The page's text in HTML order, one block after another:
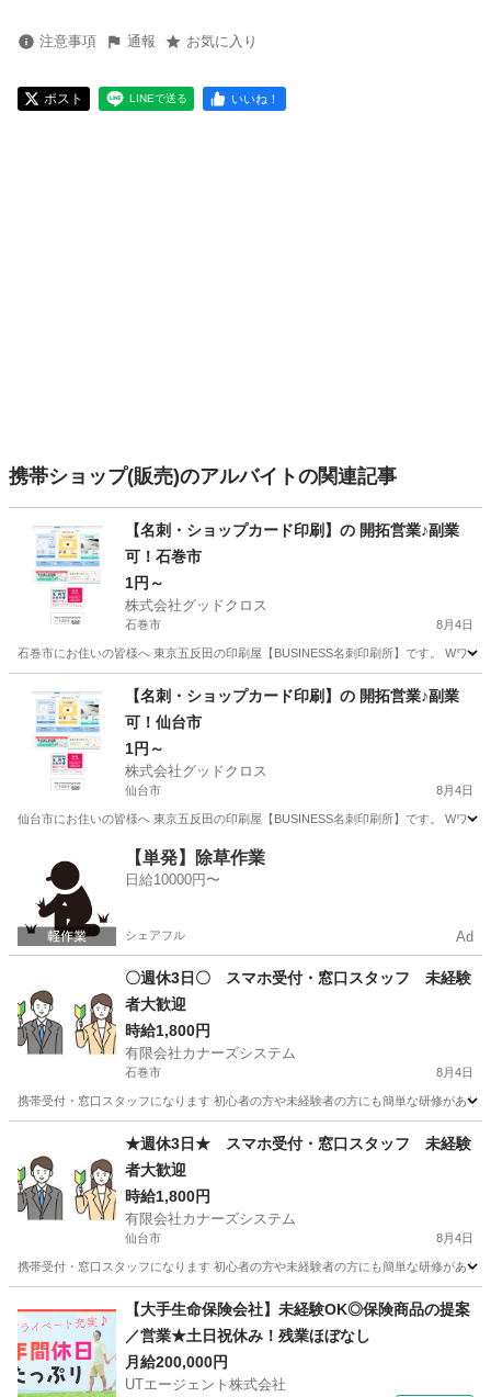
注意事項 通報 お気に入り
ポスト LINEで送る いいね！
携帯ショップ(販売)のアルバイトの関連記事
【名刺・ショップカード印刷】の 開拓営業♪副業
可！石巻市
1円～
株式会社グッドクロス
石巻市 8月4日
石巻市にお住いの皆様へ 東京五反田の印刷屋【BUSINESS名刺印刷所】です。 Wワ
営業
【名刺・ショップカード印刷】の 開拓営業♪副業
可！仙台市
1円～
株式会社グッドクロス
仙台市 8月4日
仙台市にお住いの皆様へ 東京五反田の印刷屋【BUSINESS名刺印刷所】です。 Wワ
営業 スタッフ
【単発】除草作業
日給10000円〜
シェアフル Ad
〇週休3日〇 スマホ受付・窓口スタッフ 未経験
者大歓迎
時給1,800円
有限会社カナーズシステム
石巻市 8月4日
携帯受付・窓口スタッフになります 初心者の方や未経験者の方にも簡単な研修があ
携帯ショップ スタッフ
★週休3日★ スマホ受付・窓口スタッフ 未経験
者大歓迎
時給1,800円
有限会社カナーズシステム
仙台市 8月4日
携帯受付・窓口スタッフになります 初心者の方や未経験者の方にも簡単な研修があ
携帯ショップ スタッフ
【大手生命保険会社】未経験OK◎保険商品の提案
／営業★土日祝休み！残業ほぼなし
月給200,000円
UTエージェント株式会社